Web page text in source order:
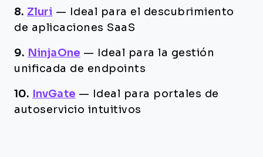
8. Zluri —
Ideal para el descubrimiento
de aplicaciones SaaS
9. NinjaOne —
Ideal para la gestión
unificada de endpoints
10. InvGate —
Ideal para portales de
autoservicio intuitivos